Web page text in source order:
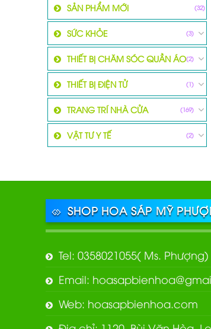
SẢN PHẨM MỚI (32)
SỨC KHỎE (3)
THIẾT BỊ CHĂM SÓC QUẦN ÁO(2)
THIẾT BỊ ĐIỆN TỬ (1)
TRANG TRÍ NHÀ CỬA (169)
VẬT TƯ Y TẾ (2)
SHOP HOA SÁP MỸ
Tel: 0358021055( Ms. Phượng)
Email:
Web: hoasapbienhoa.com